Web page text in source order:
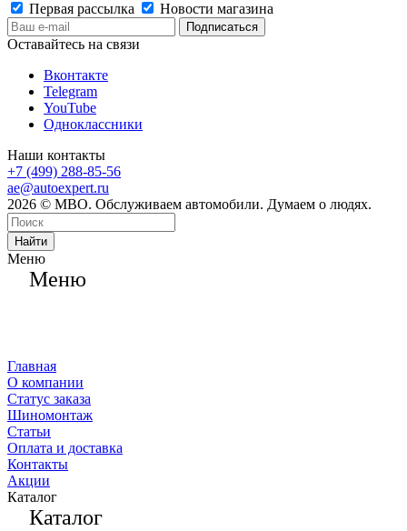
Первая рассылка
Новости магазина
Оставайтесь на связи
Вконтакте
Telegram
YouTube
Одноклассники
Наши контакты
+7 (499) 288-85-56
ae@autoexpert.ru
2026 © МВО. Обслуживаем автомобили. Думаем о людях.
Найти
Меню
Меню
Главная
О компании
Статус заказа
Шиномонтаж
Статьи
Оплата и доставка
Контакты
Акции
Каталог
Каталог